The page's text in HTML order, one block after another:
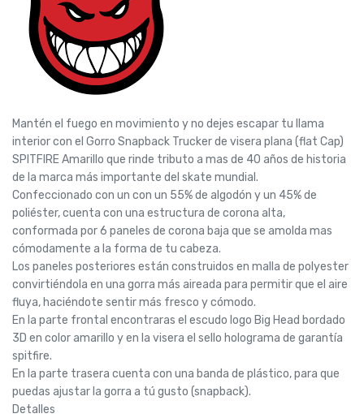
Mantén el fuego en movimiento y no dejes escapar tu llama
interior con el Gorro Snapback Trucker de visera plana (flat Cap)
SPITFIRE Amarillo que rinde tributo a mas de 40 años de historia
de la marca más importante del skate mundial.
Confeccionado con un con un 55% de algodón y un 45% de
poliéster, cuenta con una estructura de corona alta,
conformada por 6 paneles de corona baja que se amolda mas
cómodamente a la forma de tu cabeza.
Los paneles posteriores están construidos en malla de polyester
convirtiéndola en una gorra más aireada para permitir que el aire
fluya, haciéndote sentir más fresco y cómodo.
En la parte frontal encontraras el escudo logo Big Head bordado
3D en color amarillo y en la visera el sello holograma de garantía
spitfire.
En la parte trasera cuenta con una banda de plástico, para que
puedas ajustar la gorra a tú gusto (snapback).
Detalles